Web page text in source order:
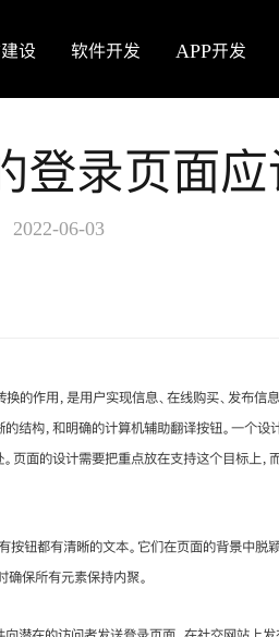
设 软件开发 APP开发
录页面应
2022-06-03
的作用，是用户实现信息、在线购买、发布
结构，和明确的计算机辅助翻译按钮。一个
页面的设计需要把重点放在支持这个目标上
钮都有清晰的文本。它们在页面的背景中脱
确保所有元素保持内聚。